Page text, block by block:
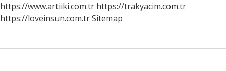
https://www.artiiki.com.tr https://trakyacim.com.tr
https://loveinsun.com.trSitemap